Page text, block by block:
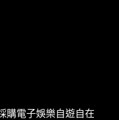
購電子娛樂自遊自在